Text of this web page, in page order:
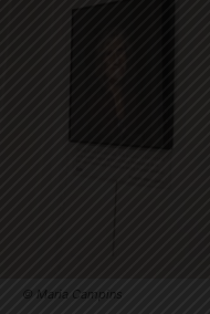
© Maria Campins